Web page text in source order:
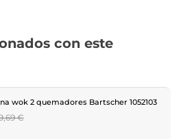
con este
wok 2 quemadores Bartscher 1052103
€